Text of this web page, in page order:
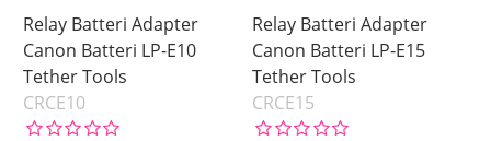
Relay Batteri Adapter
Canon Batteri LP-E10
Tether Tools
CRCE10
Relay Batteri Adapter
Canon Batteri LP-E15
Tether Tools
CRCE15